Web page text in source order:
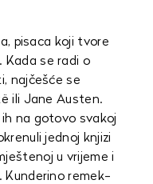
pisaca koji tvore
Kada se radi o
najčešće se
ili Jane Austen.
na gotovo svakoj
jednoj knjizi
u vrijeme i
Kunderino remek-